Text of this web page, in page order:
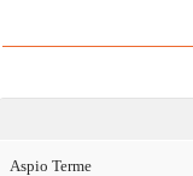
Aspio Terme